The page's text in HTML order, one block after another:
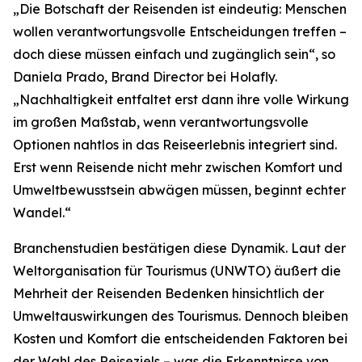
„Die Botschaft der Reisenden ist eindeutig: Menschen
wollen verantwortungsvolle Entscheidungen treffen –
doch diese müssen einfach und zugänglich sein“, so
Daniela Prado, Brand Director bei Holafly.
„Nachhaltigkeit entfaltet erst dann ihre volle Wirkung
im großen Maßstab, wenn verantwortungsvolle
Optionen nahtlos in das Reiseerlebnis integriert sind.
Erst wenn Reisende nicht mehr zwischen Komfort und
Umweltbewusstsein abwägen müssen, beginnt echter
Wandel.“
Branchenstudien bestätigen diese Dynamik. Laut der
Weltorganisation für Tourismus (UNWTO) äußert die
Mehrheit der Reisenden Bedenken hinsichtlich der
Umweltauswirkungen des Tourismus. Dennoch bleiben
Kosten und Komfort die entscheidenden Faktoren bei